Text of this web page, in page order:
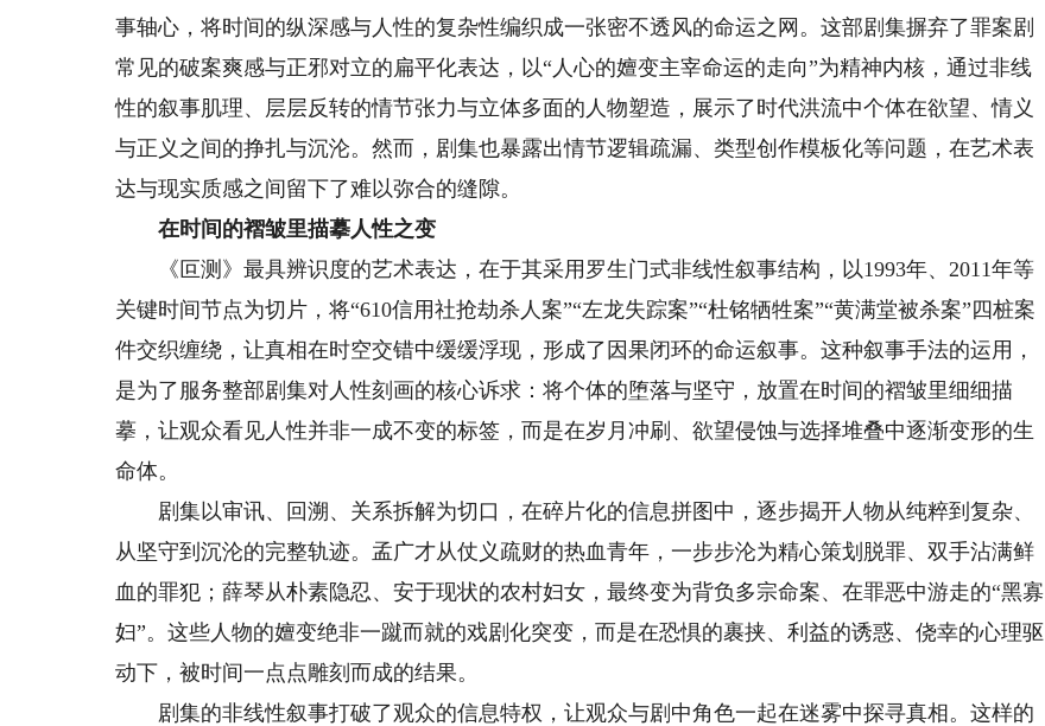
事轴心，将时间的纵深感与人性的复杂性编织成一张密不透风的命运之网。这部剧集摒弃了罪案剧
常见的破案爽感与正邪对立的扁平化表达，以“人心的嬗变主宰命运的走向”为精神内核，通过非线
性的叙事肌理、层层反转的情节张力与立体多面的人物塑造，展示了时代洪流中个体在欲望、情义
与正义之间的挣扎与沉沦。然而，剧集也暴露出情节逻辑疏漏、类型创作模板化等问题，在艺术表
达与现实质感之间留下了难以弥合的缝隙。
在时间的褶皱里描摹人性之变
《叵测》最具辨识度的艺术表达，在于其采用罗生门式非线性叙事结构，以1993年、2011年等
关键时间节点为切片，将“610信用社抢劫杀人案”“左龙失踪案”“杜铭牺牲案”“黄满堂被杀案”四桩案
件交织缠绕，让真相在时空交错中缓缓浮现，形成了因果闭环的命运叙事。这种叙事手法的运用，
是为了服务整部剧集对人性刻画的核心诉求：将个体的堕落与坚守，放置在时间的褶皱里细细描
摹，让观众看见人性并非一成不变的标签，而是在岁月冲刷、欲望侵蚀与选择堆叠中逐渐变形的生
命体。
剧集以审讯、回溯、关系拆解为切口，在碎片化的信息拼图中，逐步揭开人物从纯粹到复杂、
从坚守到沉沦的完整轨迹。孟广才从仗义疏财的热血青年，一步步沦为精心策划脱罪、双手沾满鲜
血的罪犯；薛琴从朴素隐忍、安于现状的农村妇女，最终变为背负多宗命案、在罪恶中游走的“黑寡
妇”。这些人物的嬗变绝非一蹴而就的戏剧化突变，而是在恐惧的裹挟、利益的诱惑、侥幸的心理驱
动下，被时间一点点雕刻而成的结果。
剧集的非线性叙事打破了观众的信息特权，让观众与剧中角色一起在迷雾中探寻真相。这样的